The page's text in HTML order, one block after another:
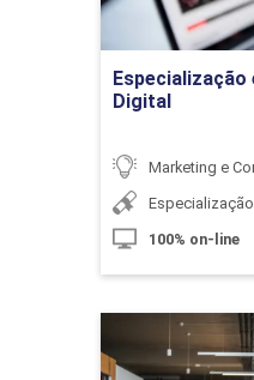
da
Diversidade
Digital
Marketing e
Especialização
100% on-line
Ir para